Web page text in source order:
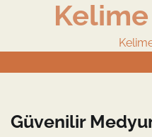
Kelime
Güvenilir